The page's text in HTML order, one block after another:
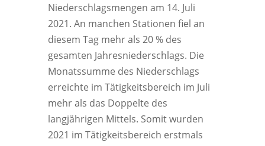
Niederschlagsmengen am 14. Juli
2021. An manchen Stationen fiel an
diesem Tag mehr als 20 % des
gesamten Jahresniederschlags. Die
Monatssumme des Niederschlags
erreichte im Tätigkeitsbereich im Juli
mehr als das Doppelte des
langjährigen Mittels. Somit wurden
2021 im Tätigkeitsbereich erstmals